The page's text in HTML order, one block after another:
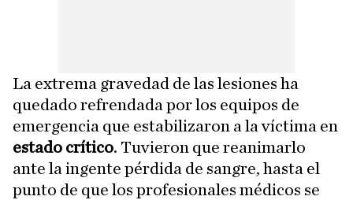
La extrema gravedad de las lesiones ha
quedado refrendada por los equipos de
emergencia que estabilizaron a la víctima en
estado crítico. Tuvieron que reanimarlo
ante la ingente pérdida de sangre, hasta el
punto de que los profesionales médicos se